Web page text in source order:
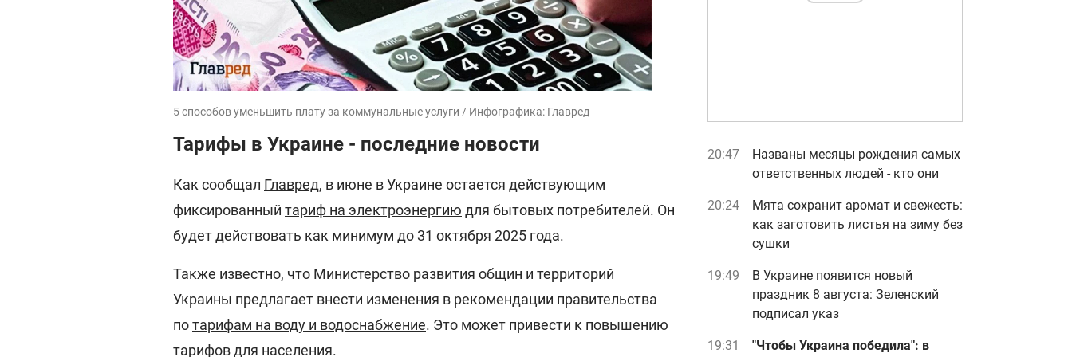
5 способов уменьшить плату за коммунальные услуги / Инфографика: Главред
Тарифы в Украине - последние новости
Как сообщал Главред, в июне в Украине остается действующим
фиксированный тариф на электроэнергию для бытовых потребителей. Он
будет действовать как минимум до 31 октября 2025 года.
Также известно, что Министерство развития общин и территорий
Украины предлагает внести изменения в рекомендации правительства
потарифам на воду и водоснабжение. Это может привести к повышению
тарифов для населения.
20:47
Названы месяцы рождения самых
ответственных людей - кто они
20:24
Мята сохранит аромат и свежесть:
как заготовить листья на зиму без
сушки
19:49
В Украине появится новый
праздник 8 августа: Зеленский
подписал указ
19:31 "Чтобы Украина победила": в